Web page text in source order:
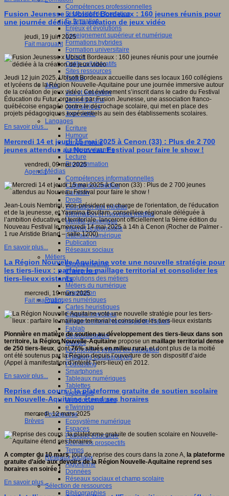
Compétences professionnelles
Dispositifs de formation
E- formation
Enjeux et évolutions
Enseignement supérieur et numérique
Formations hybrides
Formation universitaire
Mooc’s
Outils collaboratifs
Sites ressources
Tutorat
Jeux
Jeu et éducation
Jeux 4/12 ans
Jeux sérieux
Jeux vidéo
Langages
Ecriture
Humour
Langue orale
Langues vivantes
Lecture
Programmation
Médias
Compétences informationnelles
Culture des médias
Curation
Droits
Education aux médias
Information et nouveaux médias
Identité numérique
Internet responsable
Littératie numérique
Publication
Réseaux sociaux
Métiers
Entrepreneuriat
Entreprises
Evolutions des métiers
Métiers du numérique
Orientation
Pratiques numériques
Cartes heuristiques
Classes inversées
Environnement Numérique de Travail
Fablab
Géolocalisation
Images
Les mondes virtuels en éducation
Pratiques collaboratives
Podcasting
Smartphones
Tableaux numériques
Tablettes
Web radio
Webdocumentaire
eTwinning
Prospective
Ecosystème numérique
Espaces
Politique éducative
Scénarios prospectifs
Temps
Réseaux sociaux
Algorithme
Données
Réseaux sociaux et champ scolaire
Sélection de ressources
Bibliographies
Fusion Jeunesse x Ubisoft Bordeaux : 160 jeunes réunis pour
une journée dédiée à la création de jeux vidéo
jeudi, 19 juin 2025
Fait marquant
Jeudi 12 juin 2025, Ubisoft Bordeaux accueille dans ses locaux 160 collégiens
et lycéens de la Région Nouvelle-Aquitaine pour une journée immersive autour
de la création de jeux vidéo. Cet événement s’inscrit dans le cadre du Festival
Éducation du Futur, organisé par Fusion Jeunesse, une association franco-
québécoise engagée contre le décrochage scolaire, qui met en place des
projets pédagogiques expérientiels au sein des établissements scolaires.
En savoir plus...
Mercredi 14 et jeudi 15 mai 2025 à Cenon (33) : Plus de 2 700
jeunes attendus au Nouveau Festival pour faire le show !
vendredi, 09 mai 2025
Agenda
Jean-Louis Nembrini, vice-président en charge de l'orientation, de l'éducation
et de la jeunesse, et Yasmina Boultam, conseillère régionale déléguée à
l’ambition éducative et territoriale, lanceront officiellement la 9ème édition du
Nouveau Festival le mercredi 14 mai 2025 à 14h à Cenon (Rocher de Palmer -
1 rue Aristide Briand – salle 1200).
En savoir plus...
La Région Nouvelle-Aquitaine vote une nouvelle stratégie pour
les tiers-lieux : parfaire le maillage territorial et consolider les
tiers-lieux existants
mercredi, 19 mars 2025
Fait marquant
Pionnière en matière de soutien au développement des tiers-lieux dans son
territoire, la Région Nouvelle-Aquitaine propose un maillage territorial dense
de 250 tiers-lieux, dont76% situés en milieu rural, et dont plus de la moitié
ont été soutenus par la Région depuis l’ouverture de son dispositif d’aide
(Appel à manifestation d’intérêt Tiers-lieux) en 2012.
En savoir plus...
Reprise des cours : la plateforme gratuite de soutien scolaire
en Nouvelle-Aquitaine étend ses horaires
mercredi, 12 mars 2025
Brèves
A compter du 10 mars, jour de reprise des cours dans la zone A, la plateforme
gratuite d’aide aux devoirs de la Région Nouvelle-Aquitaine reprend ses
horaires en soirée !
En savoir plus...